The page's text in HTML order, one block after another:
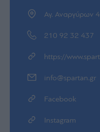
Αγ. Αναργύρων
210 92 32 437
https://
info@spartan.gr
Facebook
Instagram